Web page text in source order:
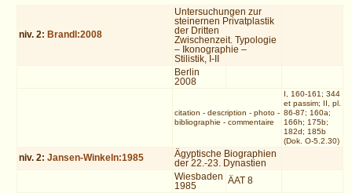
niv. 2: Brandl:2008
Untersuchungen zur
steinernen Privatplastik
der Dritten
Zwischenzeit. Typologie
– Ikonographie –
Stilistik, I-II
Berlin
2008
citation - description - photo-
bibliographie - commentaire
I, 160-161; 344
et passim; II, pl.
86-87; 160a;
166h; 175b;
182d; 185b
(Dok. O-5.2.30)
niv. 2:Jansen-Winkeln:1985
Ägyptische Biographien
der 22.-23. Dynastien
Wiesbaden
1985
ÄAT 8